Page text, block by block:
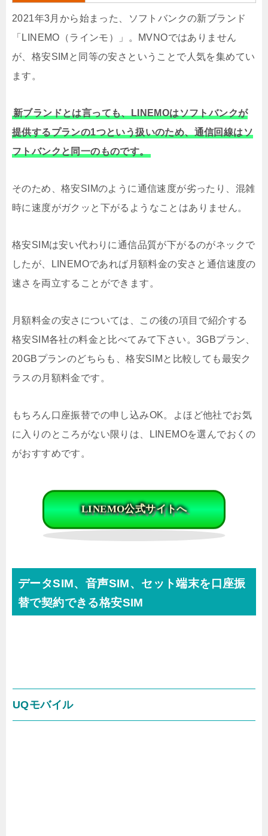
2021年3月から始まった、ソフトバンクの新ブランド
「LINEMO（ラインモ）」。MVNOではありません
が、格安SIMと同等の安さということで人気を集めてい
ます。
新ブランドとは言っても、LINEMOはソフトバンクが
提供するプランの1つという扱いのため、通信回線はソ
フトバンクと同一のものです。
そのため、格安SIMのように通信速度が劣ったり、混雑
時に速度がガクッと下がるようなことはありません。
格安SIMは安い代わりに通信品質が下がるのがネックで
したが、LINEMOであれば月額料金の安さと通信速度の
速さを両立することができます。
月額料金の安さについては、この後の項目で紹介する
格安SIM各社の料金と比べてみて下さい。3GBプラン、
20GBプランのどちらも、格安SIMと比較しても最安ク
ラスの月額料金です。
もちろん口座振替での申し込みOK。よほど他社でお気
に入りのところがない限りは、LINEMOを選んでおくの
がおすすめです。
LINEMO公式サイトへ
データSIM、音声SIM、セット端末を口座振
替で契約できる格安SIM
UQモバイル